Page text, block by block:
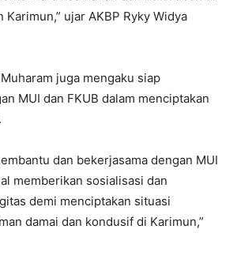
Karimun,” ujar AKBP Ryky Widya
juga mengaku siap
MUI dan FKUB dalam menciptakan
dan bekerjasama dengan MUI
memberikan sosialisasi dan
demi menciptakan situasi
damai dan kondusif di Karimun,”